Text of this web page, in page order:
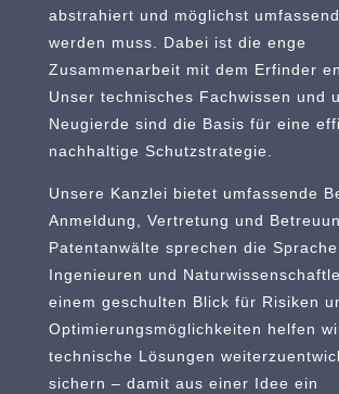
abstrahiert und möglichst
werden muss. Dabei ist die enge
Zusammenarbeit mit dem Erfinder
Unser technisches Fachwissen und
Neugierde sind die Basis für eine
nachhaltige Schutzstrategie.
Unsere Kanzlei bietet umfassende
Anmeldung, Vertretung und
Patentanwälte sprechen die
Ingenieuren und
einem geschulten Blick für Risiken
Optimierungsmöglichkeiten helfen
technische Lösungen
sichern – damit aus einer Idee ein